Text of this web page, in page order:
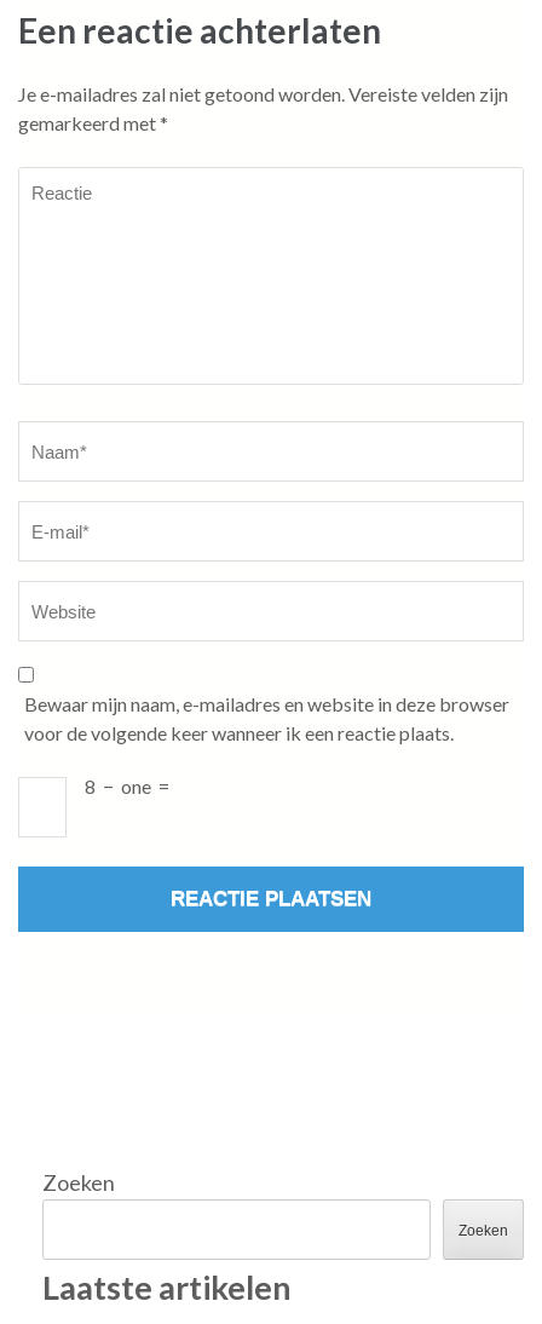
Een reactie achterlaten
Je e-mailadres zal niet getoond worden.Vereiste velden zijn
gemarkeerd met*
Bewaar mijn naam, e-mailadres en website in deze browser
voor de volgende keer wanneer ik een reactie plaats.
8 − one =
Zoeken
Zoeken
Laatste artikelen